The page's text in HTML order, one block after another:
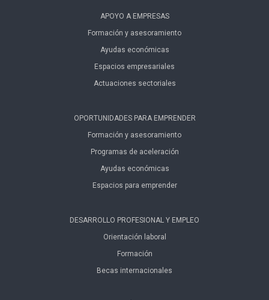
APOYO A EMPRESAS
Formación y asesoramiento
Ayudas económicas
Espacios empresariales
Actuaciones sectoriales
OPORTUNIDADES PARA EMPRENDER
Formación y asesoramiento
Programas de aceleración
Ayudas económicas
Espacios para emprender
DESARROLLO PROFESIONAL Y EMPLEO
Orientación laboral
Formación
Becas internacionales